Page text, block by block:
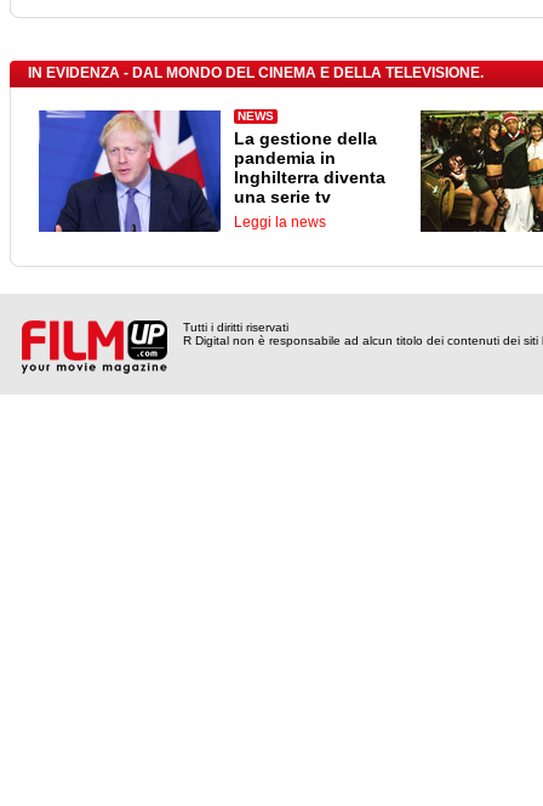
IN EVIDENZA - DAL MONDO DEL CINEMA E DELLA TELEVISIONE.
NEWS
La gestione della
pandemia in
Inghilterra diventa
una serie tv
Leggi la news
Tutti i diritti riservati
R Digital non è responsabile ad alcun titolo dei contenuti dei siti